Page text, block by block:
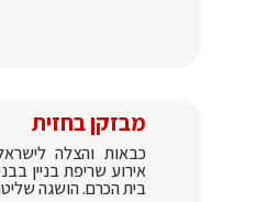
מבזקן בחזית
כבאות והצלה
אירוע שריפת בניין
בית הכרם. הושגה